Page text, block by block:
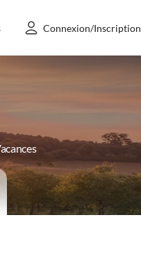
Connexion/Inscription